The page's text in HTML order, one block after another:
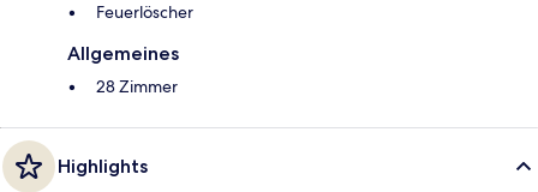
Feuerlöscher
Allgemeines
28 Zimmer
Highlights